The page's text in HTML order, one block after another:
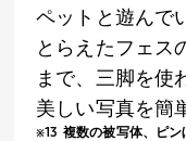
ペットと遊んで
とらえたフェス
まで、三脚を使
美しい写真を簡
※13 複数の被写体、ピ